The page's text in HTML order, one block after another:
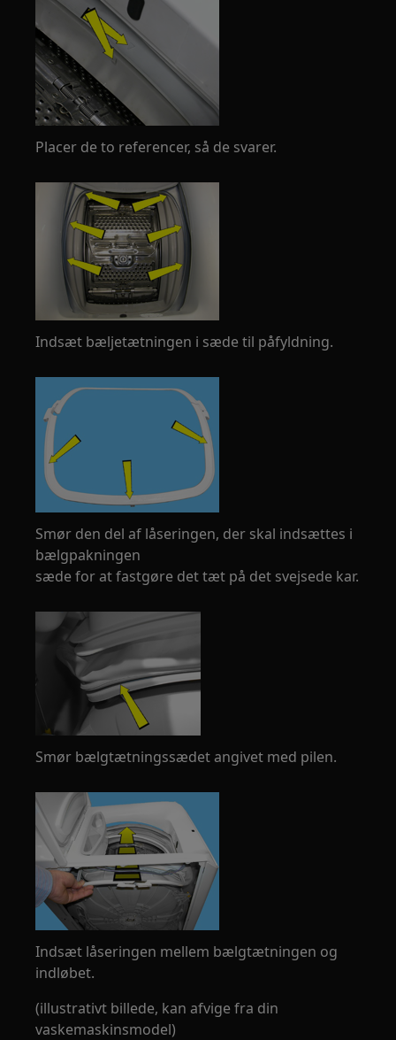
Placer de to referencer, så de svarer.
Indsæt bæljetætningen i sæde til påfyldning.
Smør den del af låseringen, der skal indsættes i
bælgpakningen
sæde for at fastgøre det tæt på det svejsede kar.
Smør bælgtætningssædet angivet med pilen.
Indsæt låseringen mellem bælgtætningen og
indløbet.
(illustrativt billede, kan afvige fra din
vaskemaskinsmodel)